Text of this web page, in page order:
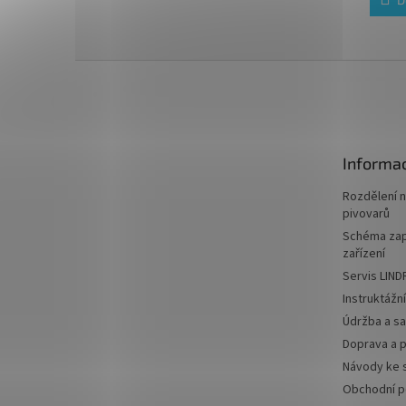
5
Rozdělení
pivovarů
Schéma
zařízení
Servis
Údržba a
Doprava a
Návody ke
Obchodní